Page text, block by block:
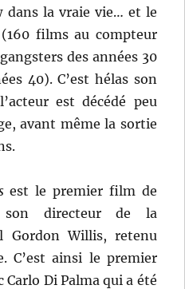
dans la vraie vie… et le
films au compteur
des années 30
40). C’est hélas son
est décédé peu
avant même la sortie
est le premier film de
son directeur de la
Gordon Willis, retenu
C’est ainsi le premier
Di Palma qui a été